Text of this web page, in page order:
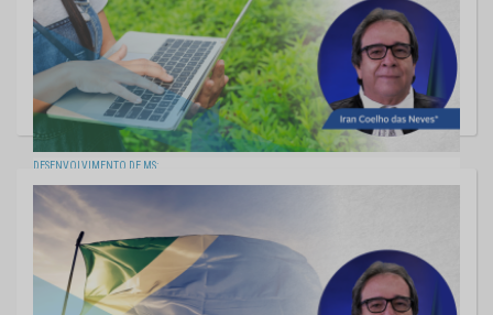
DESENVOLVIMENTO DE MS:
EDUCAÇÃO, FATOR DECISIVO
14/10/2022